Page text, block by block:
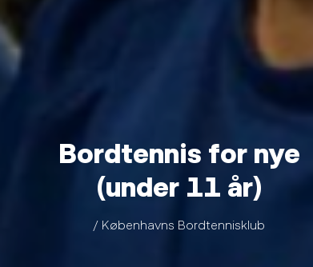
Bordtennis for nye
(under 11 år)
/ Københavns Bordtennisklub